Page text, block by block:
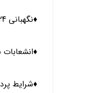
♦️نگهبانی 24 ساعته منطقه برند
♦️شرایط